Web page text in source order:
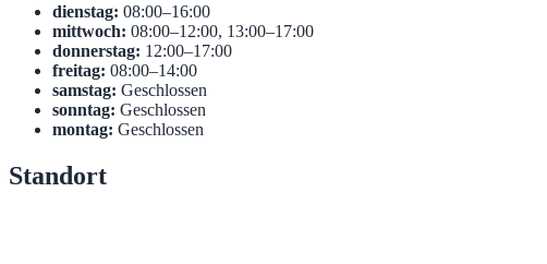
dienstag: 08:00–16:00
mittwoch: 08:00–12:00, 13:00–17:00
donnerstag: 12:00–17:00
freitag: 08:00–14:00
samstag: Geschlossen
sonntag: Geschlossen
montag: Geschlossen
Standort